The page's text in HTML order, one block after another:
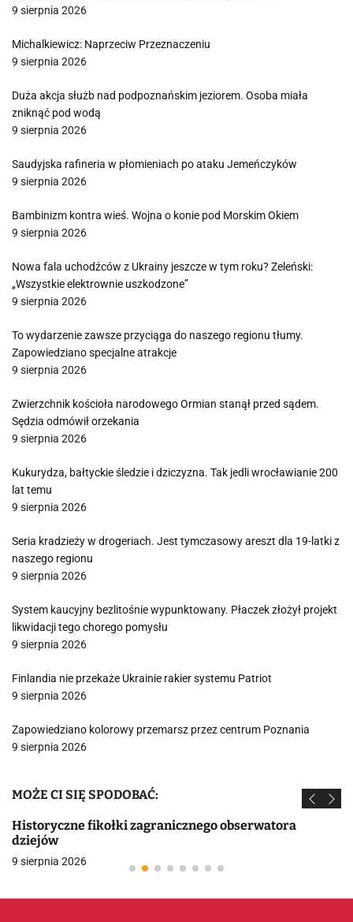
9 sierpnia 2026
Michalkiewicz: Naprzeciw Przeznaczeniu
9 sierpnia 2026
Duża akcja służb nad podpoznańskim jeziorem. Osoba miała
zniknąć pod wodą
9 sierpnia 2026
Saudyjska rafineria w płomieniach po ataku Jemeńczyków
9 sierpnia 2026
Bambinizm kontra wieś. Wojna o konie pod Morskim Okiem
9 sierpnia 2026
Nowa fala uchodźców z Ukrainy jeszcze w tym roku? Zeleński:
„Wszystkie elektrownie uszkodzone”
9 sierpnia 2026
To wydarzenie zawsze przyciąga do naszego regionu tłumy.
Zapowiedziano specjalne atrakcje
9 sierpnia 2026
Zwierzchnik kościoła narodowego Ormian stanął przed sądem.
Sędzia odmówił orzekania
9 sierpnia 2026
Kukurydza, bałtyckie śledzie i dziczyzna. Tak jedli wrocławianie 200
lat temu
9 sierpnia 2026
Seria kradzieży w drogeriach. Jest tymczasowy areszt dla 19-latki z
naszego regionu
9 sierpnia 2026
System kaucyjny bezlitośnie wypunktowany. Płaczek złożył projekt
likwidacji tego chorego pomysłu
9 sierpnia 2026
Finlandia nie przekaże Ukrainie rakier systemu Patriot
9 sierpnia 2026
Zapowiedziano kolorowy przemarsz przez centrum Poznania
9 sierpnia 2026
MOŻE CI SIĘ SPODOBAĆ:
Historyczne fikołki zagranicznego obserwatora
dziejów
9 sierpnia 2026